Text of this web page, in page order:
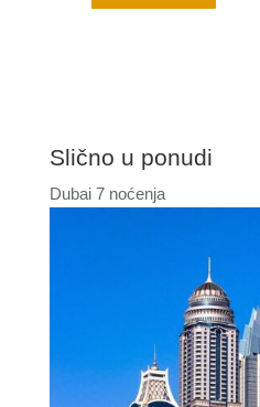
Slično u ponudi
Dubai 7 noćenja